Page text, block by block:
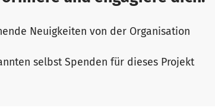
Sprünge
Neuigkeiten von der Organisation
selbst Spenden für dieses Projekt